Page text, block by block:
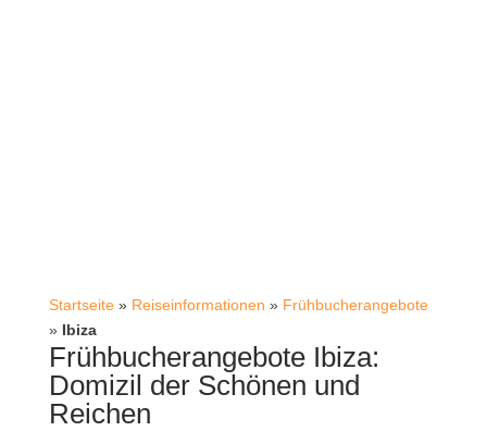
Startseite» Reiseinformationen » Frühbucherangebote
» Ibiza
Frühbucherangebote Ibiza:
Domizil der Schönen und
Reichen